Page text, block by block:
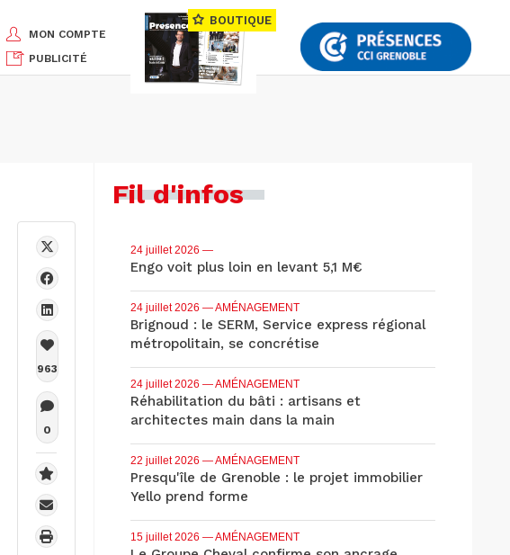
MON COMPTE
PUBLICITÉ
BOUTIQUE
963
0
Fil d'infos
24 juillet 2026 —
Engo voit plus loin en levant 5,1 M€
24 juillet 2026 — AMÉNAGEMENT
Brignoud : le SERM, Service express régional
métropolitain, se concrétise
24 juillet 2026 — AMÉNAGEMENT
Réhabilitation du bâti : artisans et
architectes main dans la main
22 juillet 2026 — AMÉNAGEMENT
Presqu'île de Grenoble : le projet immobilier
Yello prend forme
15 juillet 2026 — AMÉNAGEMENT